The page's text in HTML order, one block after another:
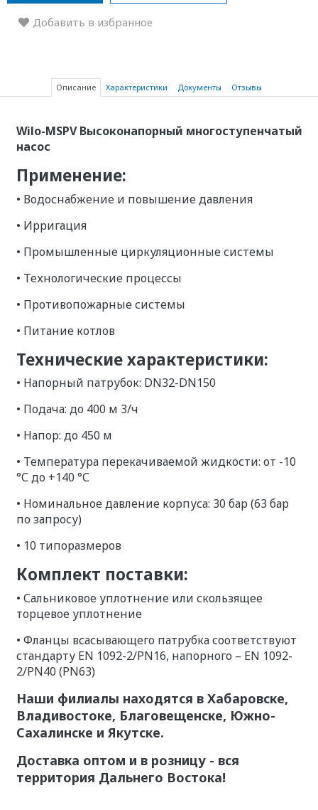
Добавить в избранное
Описание Характеристики Документы Отзывы
Wilo-MSPV Высоконапорный многоступенчатый
насос
Применение:
• Водоснабжение и повышение давления
• Ирригация
• Промышленные циркуляционные системы
• Технологические процессы
• Противопожарные системы
• Питание котлов
Технические характеристики:
• Напорный патрубок: DN32-DN150
• Подача: до 400 м 3/ч
• Напор: до 450 м
• Температура перекачиваемой жидкости: от -10
°С до +140 °С
• Номинальное давление корпуса: 30 бар (63 бар
по запросу)
• 10 типоразмеров
Комплект поставки:
• Сальниковое уплотнение или скользящее
торцевое уплотнение
• Фланцы всасывающего патрубка соответствуют
стандарту EN 1092-2/PN16, напорного – EN 1092-
2/PN40 (PN63)
Наши филиалы находятся в Хабаровске,
Владивостоке, Благовещенске, Южно-
Сахалинске и Якутске.
Доставка оптом и в розницу - вся
территория Дальнего Востока!